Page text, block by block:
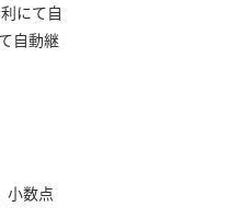
にて自
自動継
小数点